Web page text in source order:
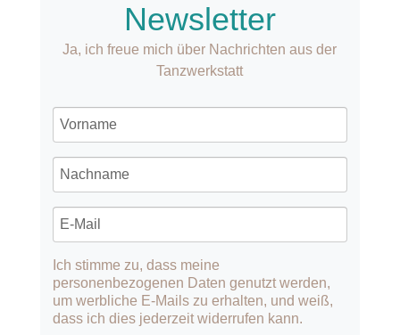
Newsletter
Ja, ich freue mich über Nachrichten aus der
Tanzwerkstatt
Ich stimme zu, dass meine
personenbezogenen Daten genutzt werden,
um werbliche E-Mails zu erhalten, und weiß,
dass ich dies jederzeit widerrufen kann.